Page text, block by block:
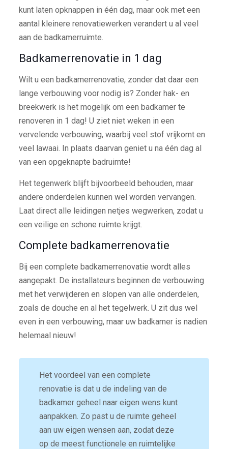
kunt laten opknappen in één dag, maar ook met een
aantal kleinere renovatiewerken verandert u al veel
aan de badkamerruimte.
Badkamerrenovatie in 1 dag
Wilt u een badkamerrenovatie, zonder dat daar een
lange verbouwing voor nodig is? Zonder hak- en
breekwerk is het mogelijk om een badkamer te
renoveren in 1 dag! U ziet niet weken in een
vervelende verbouwing, waarbij veel stof vrijkomt en
veel lawaai. In plaats daarvan geniet u na één dag al
van een opgeknapte badruimte!
Het tegenwerk blijft bijvoorbeeld behouden, maar
andere onderdelen kunnen wel worden vervangen.
Laat direct alle leidingen netjes wegwerken, zodat u
een veilige en schone ruimte krijgt.
Complete badkamerrenovatie
Bij een complete badkamerrenovatie wordt alles
aangepakt. De installateurs beginnen de verbouwing
met het verwijderen en slopen van alle onderdelen,
zoals de douche en al het tegelwerk. U zit dus wel
even in een verbouwing, maar uw badkamer is nadien
helemaal nieuw!
Het voordeel van een complete
renovatie is dat u de indeling van de
badkamer geheel naar eigen wens kunt
aanpakken. Zo past u de ruimte geheel
aan uw eigen wensen aan, zodat deze
op de meest functionele en ruimtelijke